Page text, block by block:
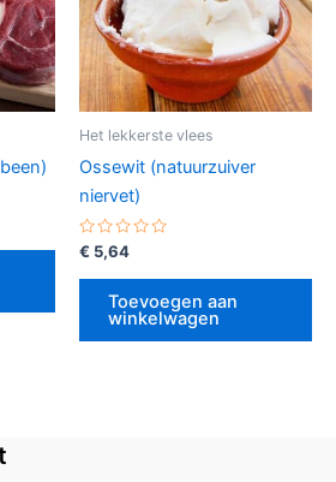
Het lekkerste vlees
Ossewit (natuurzuiver
niervet)
Gewaardeerd
0
uit
€ 5,64
Toevoegen aan
winkelwagen